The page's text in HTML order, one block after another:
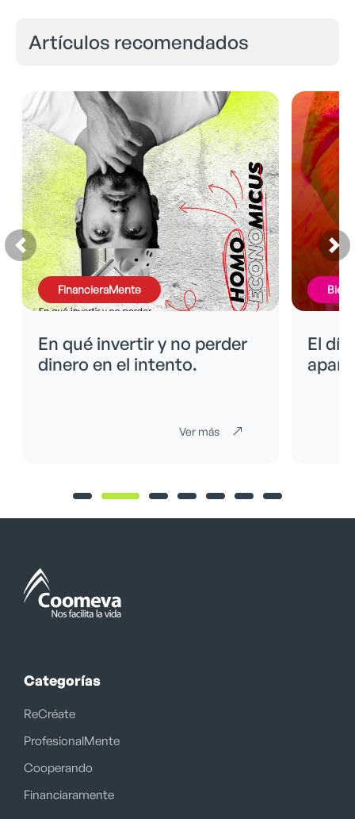
Artículos recomendados
FinancieraMente
En qué invertir y no perder
dinero en el intento.
Ver más
El
Categorías
ReCréate
ProfesionalMente
Cooperando
Financiaramente